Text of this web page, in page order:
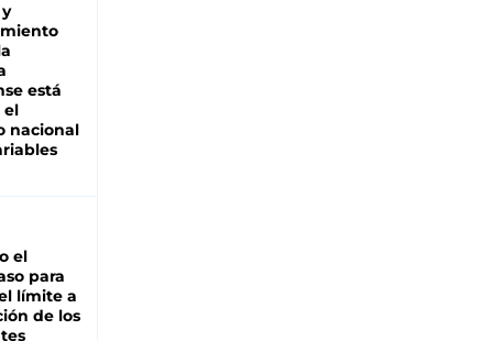
está
el
nacional
el
para
límite a
de los